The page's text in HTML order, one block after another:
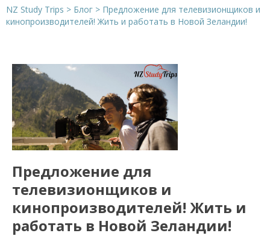
NZ Study Trips > Блог > Предложение для телевизионщиков и
кинопроизводителей! Жить и работать в Новой Зеландии!
Предложение для
телевизионщиков и
кинопроизводителей! Жить и
работать в Новой Зеландии!